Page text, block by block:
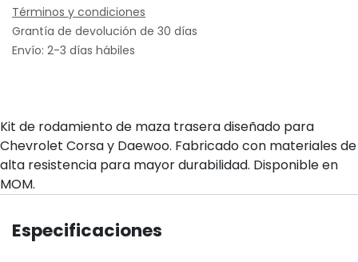
Términos y condiciones
Grantía de devolución de 30 días
Envío: 2-3 días hábiles
Kit de rodamiento de maza trasera diseñado para
Chevrolet Corsa y Daewoo. Fabricado con materiales de
alta resistencia para mayor durabilidad. Disponible en
MOM.
Especificaciones